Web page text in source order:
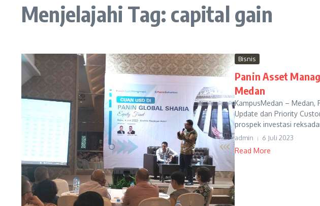
Menjelajahi Tag: capital gain
Bisnis
Panin Asset
Medan
KampusMedan –
Update dan Priority
prospek investasi
admin 6 Juli 2023
Read More